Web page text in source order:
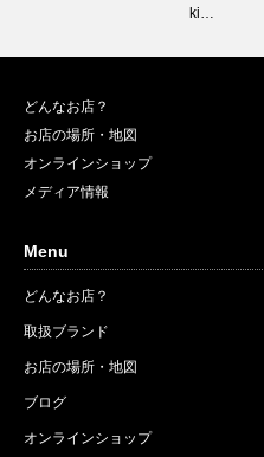
ki…
どんなお店？
お店の場所・地図
オンラインショップ
メディア情報
Menu
どんなお店？
取扱ブランド
お店の場所・地図
ブログ
オンラインショップ